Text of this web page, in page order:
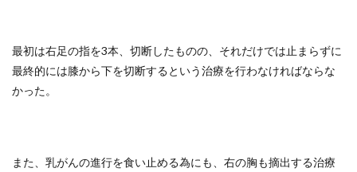
最初は右足の指を3本、切断したものの、それだけでは止まらずに
最終的には膝から下を切断するという治療を行わなければならな
かった。
また、乳がんの進行を食い止める為にも、右の胸も摘出する治療